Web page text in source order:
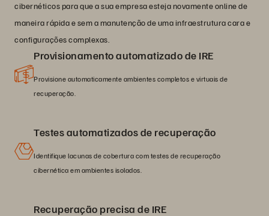
cibernéticos para que a sua empresa esteja novamente online de
maneira rápida e sem a manutenção de uma infraestrutura cara e
configurações complexas.
Provisionamento automatizado de IRE
Provisione automaticamente ambientes completos e virtuais de
recuperação.
Testes automatizados de recuperação
Identifique lacunas de cobertura com testes de recuperação
cibernética em ambientes isolados.
Recuperação precisa de IRE